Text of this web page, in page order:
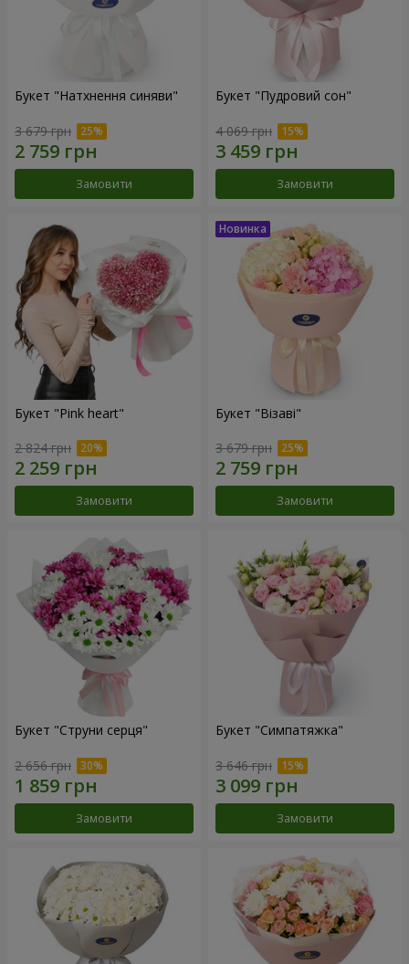
Букет "Натхнення синяви"
3 679 грн
Замовити
Букет "Пудровий сон"
4 069 грн
Замовити
Букет "Pink heart"
2 824 грн
Замовити
Букет "Візаві"
3 679 грн
Замовити
Букет "Струни серця"
2 656 грн
Замовити
Букет "Симпатяжка"
3 646 грн
Замовити